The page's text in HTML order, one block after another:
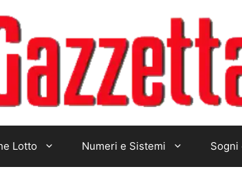
Lotto Numeri e Sistemi Sogni